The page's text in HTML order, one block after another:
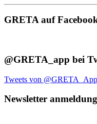
GRETA auf
@GRETA_app bei
Tweets von @GRETA_App
Newsletter anmeldung